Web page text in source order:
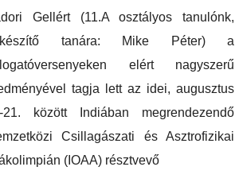
Gellért (11.A osztályos tanulónk,
tanára: Mike Péter) a
elért nagyszerű
tagja lett az idei, augusztus
21. között Indiában megrendezendő
Csillagászati és Asztrofizikai
(IOAA) résztvevő